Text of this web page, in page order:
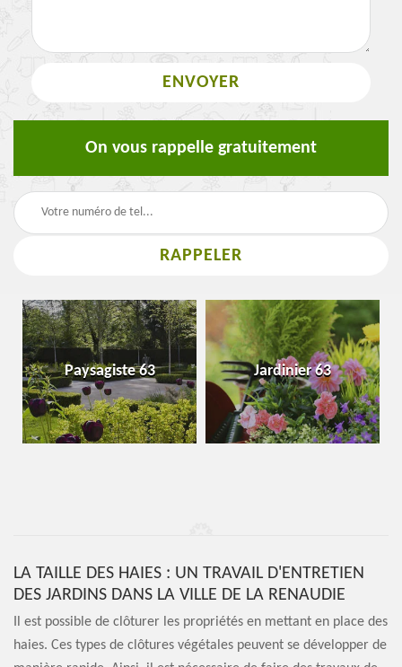
On vous rappelle gratuitement
Paysagiste 63 Jardinier 63
LA TAILLE DES HAIES : UN TRAVAIL D'ENTRETIEN
DES JARDINS DANS LA VILLE DE LA RENAUDIE
Il est possible de clôturer les propriétés en mettant en place des
haies. Ces types de clôtures végétales peuvent se développer de